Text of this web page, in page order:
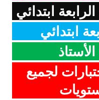
ابتدائي
ابتدائي
لجميع